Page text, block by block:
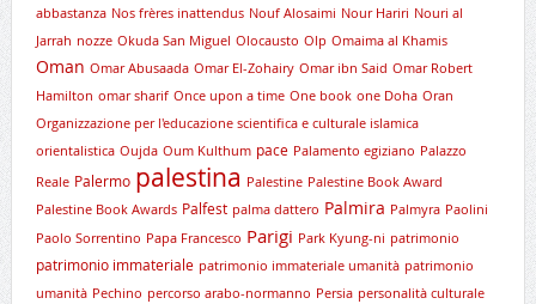
abbastanza Nos frères inattendus Nouf Alosaimi Nour Hariri Nouri al
Jarrah nozze Okuda San Miguel Olocausto Olp Omaima al Khamis
Oman Omar Abusaada Omar El-Zohairy Omar ibn Said Omar Robert
Hamilton omar sharif Once upon a time One book one Doha Oran
Organizzazione per l'educazione scientifica e culturale islamica
orientalistica Oujda Oum Kulthum pace Palamento egiziano Palazzo
Reale Palermo palestina Palestine Palestine Book Award
Palestine Book Awards Palfest palma dattero Palmira Palmyra Paolini
Paolo Sorrentino Papa Francesco Parigi Park Kyung-ni patrimonio
patrimonio immateriale patrimonio immateriale umanità patrimonio
umanità Pechino percorso arabo-normanno Persia personalità culturale